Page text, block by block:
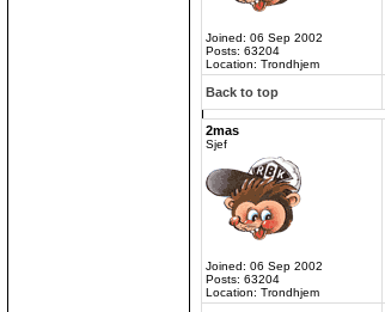
Joined: 06 Sep 2002
Posts: 63204
Location: Trondhjem
Back to top
2mas
Sjef
Joined: 06 Sep 2002
Posts: 63204
Location: Trondhjem